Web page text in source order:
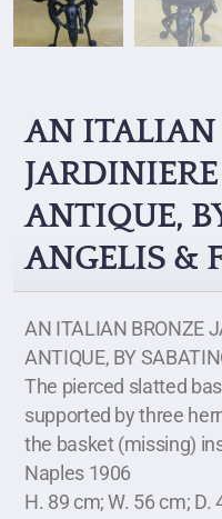
AN ITALIAN
ANTIQUE,
ANGELIS &
AN ITALIAN BRONZE
ANTIQUE, BY
The pierced slatted
supported by three
the basket (missing)
Naples 1906
H. 89 cm; W. 56 cm; D.